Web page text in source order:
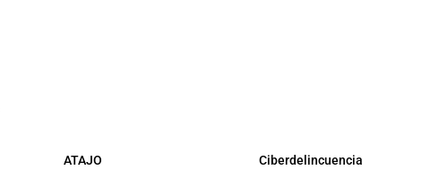
ATAJO Ciberdelincuencia